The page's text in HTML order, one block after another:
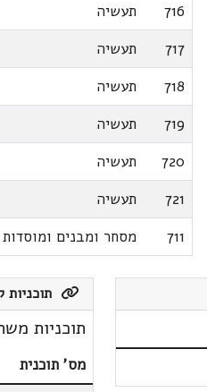
716
תעשיה
717
תעשיה
718
תעשיה
719
תעשיה
720
תעשיה
721
תעשיה
711
מסחר ומבנים ומוסדות
תוכניות
תוכניות
מס' תוכנית